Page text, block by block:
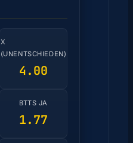
X
(UNENTSCHIEDEN)
4.00
BTTS JA
1.77